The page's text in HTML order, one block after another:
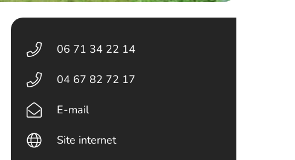
06 71 34 22 14
04 67 82 72 17
E-mail
Site internet